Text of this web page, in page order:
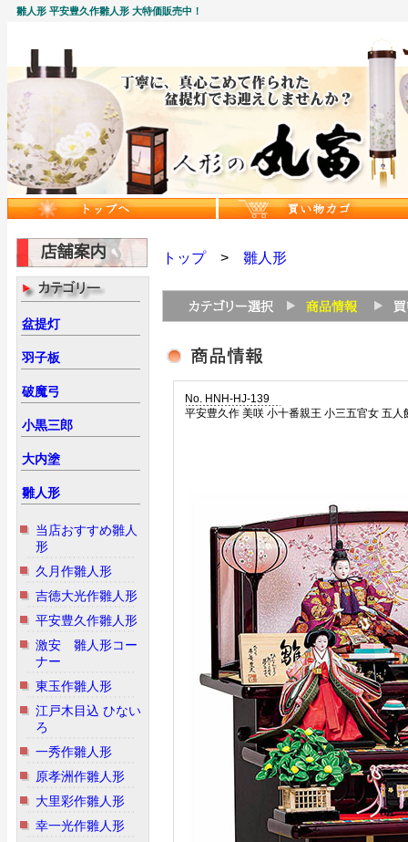
雛人形 平安豊久作雛人形 大特価販売中！
盆提灯
羽子板
破魔弓
小黒三郎
大内塗
雛人形
当店おすすめ雛人
形
久月作雛人形
吉徳大光作雛人形
平安豊久作雛人形
激安 雛人形コー
ナー
東玉作雛人形
江戸木目込 ひない
ろ
一秀作雛人形
原孝洲作雛人形
大里彩作雛人形
幸一光作雛人形
トップ> 雛人形
No. HNH-HJ-139
平安豊久作 美咲 小十番親王 小三五官女 五